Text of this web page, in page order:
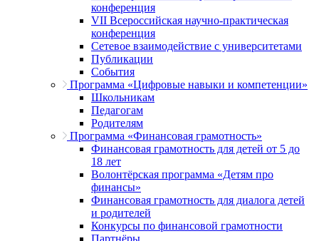
конференция
VII Всероссийская научно-практическая
конференция
Сетевое взаимодействие с университетами
Публикации
События
Программа «Цифровые навыки и компетенции»
Школьникам
Педагогам
Родителям
Программа «Финансовая грамотность»
Финансовая грамотность для детей от 5 до
18 лет
Волонтёрская программа «Детям про
финансы»
Финансовая грамотность для диалога детей
и родителей
Конкурсы по финансовой грамотности
Партнёры